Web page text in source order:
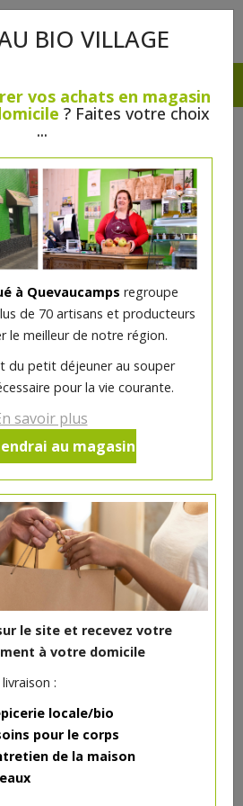
BIO VILLAGE
vos achats en magasin
? Faites votre choix
...
à Quevaucamps regroupe
de 70 artisans et producteurs
le meilleur de notre région.
du petit déjeuner au souper
pour la vie courante.
savoir plus
au magasin
le site et recevez votre
à votre domicile
:
locale/bio
pour le corps
de la maison
Kalamata 75cl
18.1€/pc
pour le moment.
CATÉGORIE ...